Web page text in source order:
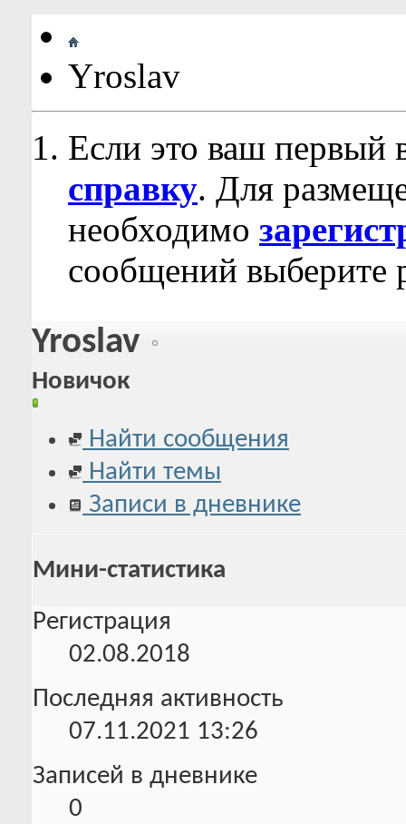
Yroslav
Если это ваш первый
справку. Для
необходимо
сообщений выберите
Yroslav
Новичок
Найти сообщения
Найти темы
Записи в дневнике
Мини-статистика
Регистрация
02.08.2018
Последняя активность
07.11.2021 13:26
Записей в дневнике
0